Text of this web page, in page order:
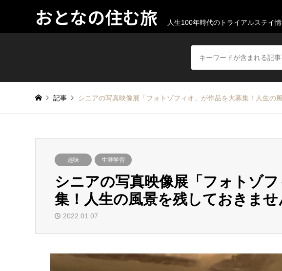
おとなの住む旅 人生100年時代のトライアルステイ
記事 シニアの写真映像展「フォトゾフィオ」が作品を大募集！人生の
趣味 生涯学習
シニアの写真映像展「フォトゾ
集！人生の風景を残しておきませ
2022.01.07